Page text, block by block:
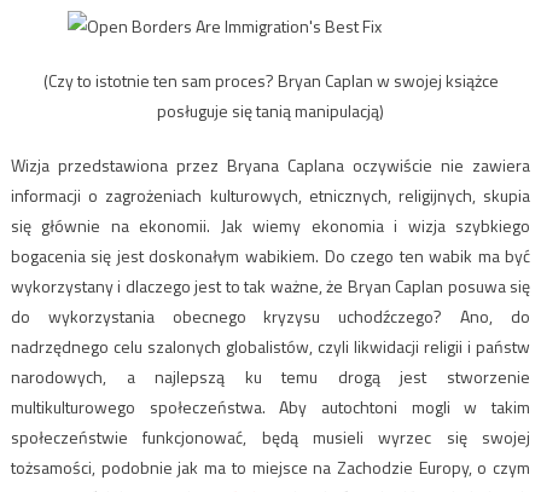
(Czy to istotnie ten sam proces? Bryan Caplan w swojej książce
posługuje się tanią manipulacją)
Wizja przedstawiona przez Bryana Caplana oczywiście nie zawiera
informacji o zagrożeniach kulturowych, etnicznych, religijnych, skupia
się głównie na ekonomii. Jak wiemy ekonomia i wizja szybkiego
bogacenia się jest doskonałym wabikiem. Do czego ten wabik ma być
wykorzystany i dlaczego jest to tak ważne, że Bryan Caplan posuwa się
do wykorzystania obecnego kryzysu uchodźczego? Ano, do
nadrzędnego celu szalonych globalistów, czyli likwidacji religii i państw
narodowych, a najlepszą ku temu drogą jest stworzenie
multikulturowego społeczeństwa. Aby autochtoni mogli w takim
społeczeństwie funkcjonować, będą musieli wyrzec się swojej
tożsamości, podobnie jak ma to miejsce na Zachodzie Europy, o czym